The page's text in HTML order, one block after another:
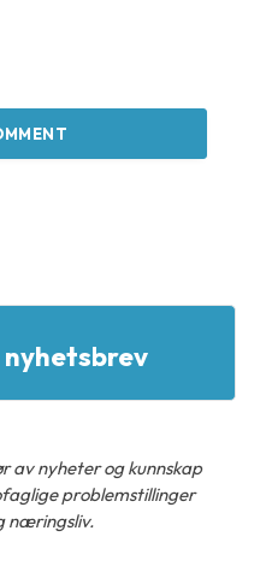
av nyheter og kunnskap
problemstillinger
næringsliv.